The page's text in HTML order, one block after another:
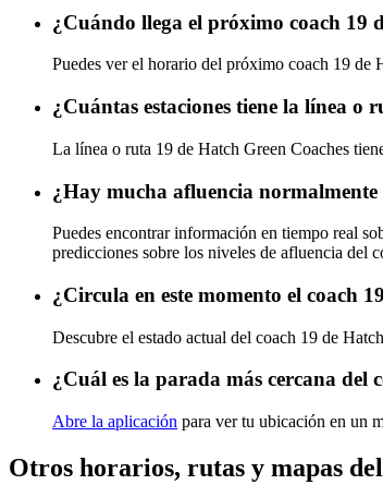
¿Cuándo llega el próximo coach 19
Puedes ver el horario del próximo coach 19 de
¿Cuántas estaciones tiene la línea o
La línea o ruta 19 de Hatch Green Coaches
¿Hay mucha afluencia normalmente
Puedes encontrar información en tiempo real
predicciones sobre los niveles de afluencia del
¿Circula en este momento el coach
Descubre el estado actual del coach 19 de
¿Cuál es la parada más cercana del
Abre la aplicación para ver tu ubicación en un
Otros horarios, rutas y mapas